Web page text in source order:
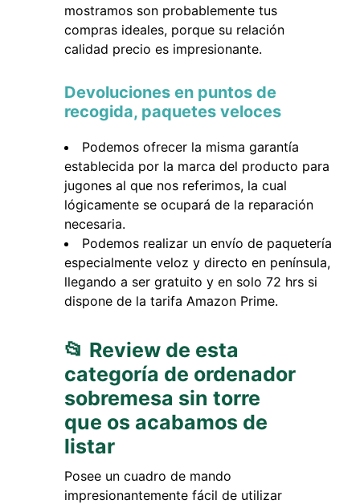
mostramos son probablemente tus
compras ideales, porque su relación
calidad precio es impresionante.
Devoluciones en puntos de
recogida, paquetes veloces
Podemos ofrecer la misma garantía
establecida por la marca del producto para
jugones al que nos referimos, la cual
lógicamente se ocupará de la reparación
necesaria.
Podemos realizar un envío de paquetería
especialmente veloz y directo en península,
llegando a ser gratuito y en solo 72 hrs si
dispone de la tarifa Amazon Prime.
📂 Review de esta
categoría de ordenador
sobremesa sin torre
que os acabamos de
listar
Posee un cuadro de mando
impresionantemente fácil de utilizar